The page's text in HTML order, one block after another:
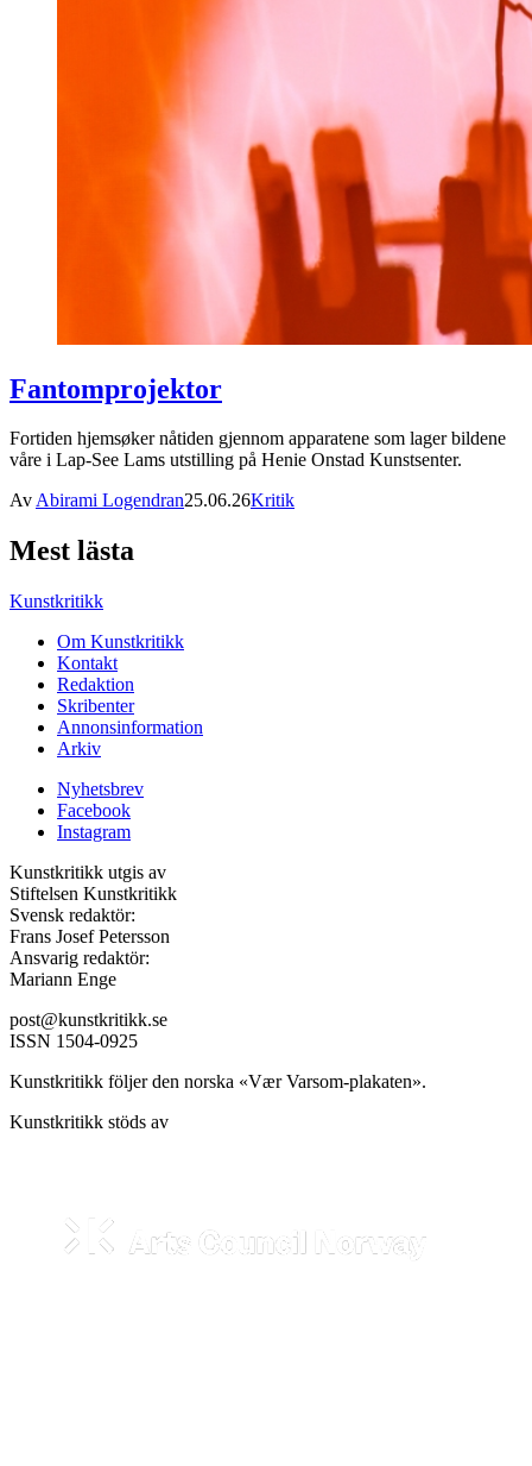
Fantomprojektor
Fortiden hjemsøker nåtiden gjennom apparatene som lager bildene
våre i Lap-See Lams utstilling på Henie Onstad Kunstsenter.
AvAbirami Logendran25.06.26Kritik
Mest lästa
Kunstkritikk
Om Kunstkritikk
Kontakt
Redaktion
Skribenter
Annonsinformation
Arkiv
Nyhetsbrev
Facebook
Instagram
Kunstkritikk utgis av
Stiftelsen Kunstkritikk
Svensk redaktör:
Frans Josef Petersson
Ansvarig redaktör:
Mariann Enge
post@kunstkritikk.se
ISSN 1504-0925
Kunstkritikk följer den norska «Vær Varsom-plakaten».
Kunstkritikk stöds av